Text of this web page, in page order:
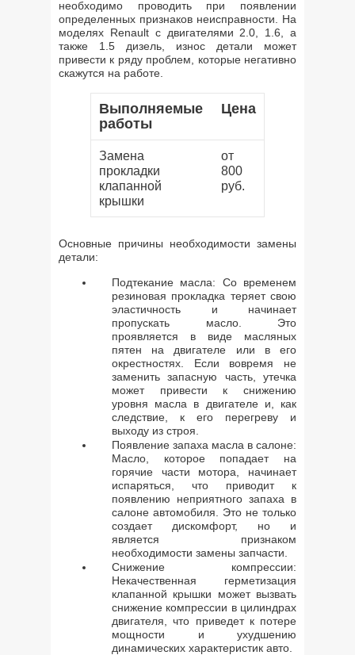
необходимо проводить при появлении
определенных признаков неисправности. На
моделях Renault с двигателями 2.0, 1.6, а
также 1.5 дизель, износ детали может
привести к ряду проблем, которые негативно
скажутся на работе.
Выполняемые
работы
Цена
Замена
прокладки
клапанной
крышки
от
800
руб.
Основные причины необходимости замены
детали:
Подтекание масла: Со временем
резиновая прокладка теряет свою
эластичность и начинает
пропускать масло. Это
проявляется в виде масляных
пятен на двигателе или в его
окрестностях. Если вовремя не
заменить запасную часть, утечка
может привести к снижению
уровня масла в двигателе и, как
следствие, к его перегреву и
выходу из строя.
Появление запаха масла в салоне:
Масло, которое попадает на
горячие части мотора, начинает
испаряться, что приводит к
появлению неприятного запаха в
салоне автомобиля. Это не только
создает дискомфорт, но и
является признаком
необходимости замены запчасти.
Снижение компрессии:
Некачественная герметизация
клапанной крышки может вызвать
снижение компрессии в цилиндрах
двигателя, что приведет к потере
мощности и ухудшению
динамических характеристик авто.